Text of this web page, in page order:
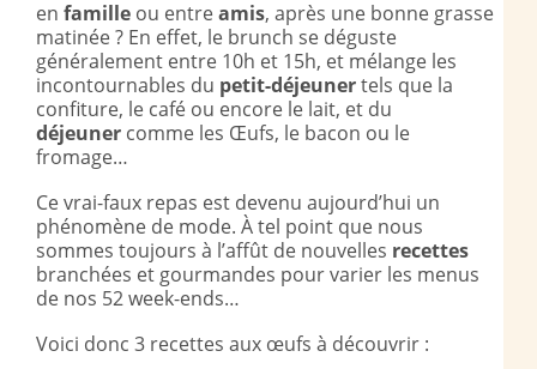
en famille ou entreamis, après une bonne grasse
matinée ? En effet, le brunch se déguste
généralement entre 10h et 15h, et mélange les
incontournables du petit-déjeunertels que la
confiture, le café ou encore le lait, et du
déjeuner comme les Œufs, le bacon ou le
fromage…
Ce vrai-faux repas est devenu aujourd’hui un
phénomène de mode. À tel point que nous
sommes toujours à l’affût de nouvelles recettes
branchées et gourmandes pour varier les menus
de nos 52 week-ends…
Voici donc 3 recettes aux œufs à découvrir :